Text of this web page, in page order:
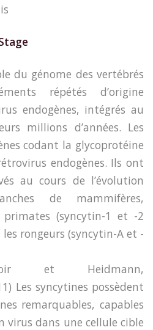
du génome des vertébrés
répétés d’origine
endogènes, intégrés au
millions d’années. Les
codant la glycoprotéine
endogènes. Ils ont
au cours de l’évolution
de mammifères,
(syncytin-1 et -2
les rongeurs (syncytin-A et -
et Heidmann,
Les syncytines possèdent
remarquables, capables
virus dans une cellule cible